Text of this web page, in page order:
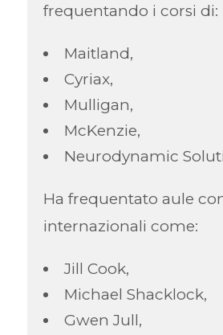
frequentando i corsi di:
Maitland,
Cyriax,
Mulligan,
McKenzie,
Neurodynamic
Ha frequentato aule
internazionali come:
Jill Cook,
Michael Shacklock,
Gwen Jull,